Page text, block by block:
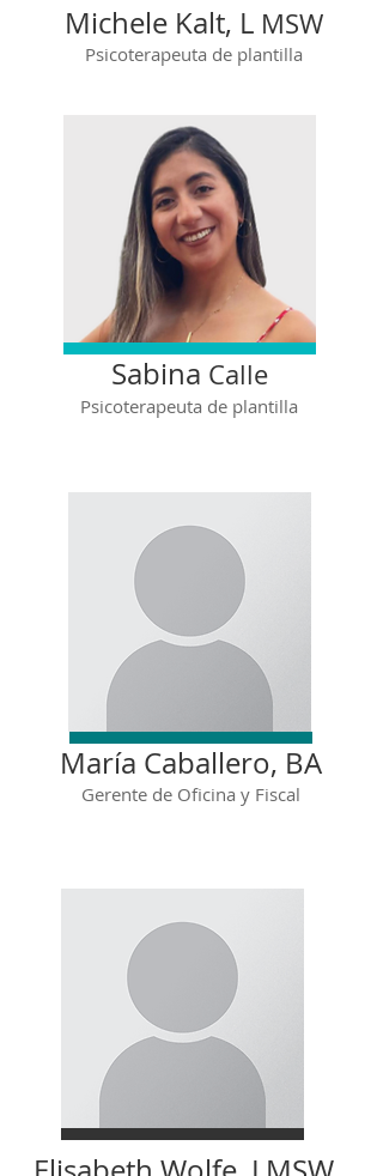
Michele Kalt, L MSW
Psicoterapeuta de plantilla
María Caballero, BA
Gerente de Oficina y Fiscal
Sabina Calle
Psicoterapeuta de plantilla